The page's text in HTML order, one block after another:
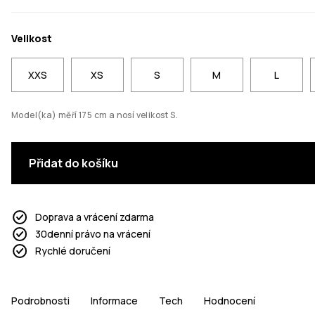
Velikost
XXS XS S M L
Model(ka) měří 175 cm a nosí velikost S.
Přidat do košíku
Doprava a vrácení zdarma
30denní právo na vrácení
Rychlé doručení
Podrobnosti Informace Tech Hodnocení